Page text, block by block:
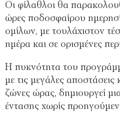
Οι φίλαθλοι θα
ώρες ποδοσφαίρου
ομίλων, με τουλάχιστον
ημέρα και σε ορισμένες
Η πυκνότητα του
με τις μεγάλες αποστάσεις
ζώνες ώρας, δημιουργεί
έντασης χωρίς